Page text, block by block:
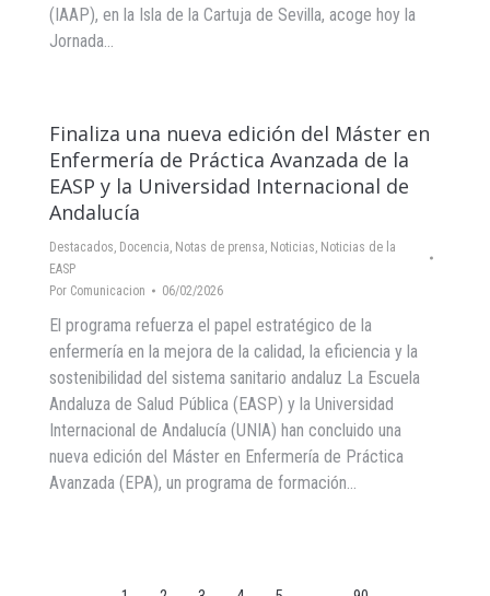
(IAAP), en la Isla de la Cartuja de Sevilla, acoge hoy la
Jornada…
Finaliza una nueva edición del Máster en
Enfermería de Práctica Avanzada de la
EASP y la Universidad Internacional de
Andalucía
Destacados, Docencia, Notas de prensa, Noticias, Noticias de la
EASP
Por Comunicacion 06/02/2026
El programa refuerza el papel estratégico de la
enfermería en la mejora de la calidad, la eficiencia y la
sostenibilidad del sistema sanitario andaluz La Escuela
Andaluza de Salud Pública (EASP) y la Universidad
Internacional de Andalucía (UNIA) han concluido una
nueva edición del Máster en Enfermería de Práctica
Avanzada (EPA), un programa de formación…